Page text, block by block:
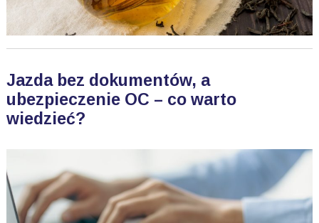
Jazda bez dokumentów, a
ubezpieczenie OC – co warto
wiedzieć?